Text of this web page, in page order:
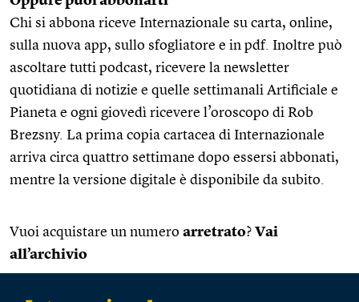
Chi si abbona riceve Internazionale su carta, online,
sulla nuova app, sullo sfogliatore e in pdf. Inoltre può
ascoltare tutti podcast, ricevere la newsletter
quotidiana di notizie e quelle settimanali Artificiale e
Pianeta e ogni giovedì ricevere l’oroscopo di Rob
Brezsny. La prima copia cartacea di Internazionale
arriva circa quattro settimane dopo essersi abbonati,
mentre la versione digitale è disponibile da subito.
Vuoi acquistare un numero arretrato? Vai
all’archivio